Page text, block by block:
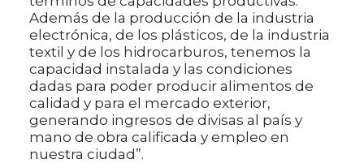
Además de la producción de la industria
electrónica, de los plásticos, de la industria
textil y de los hidrocarburos, tenemos la
capacidad instalada y las condiciones
dadas para poder producir alimentos de
calidad y para el mercado exterior,
generando ingresos de divisas al país y
mano de obra calificada y empleo en
nuestra ciudad”.